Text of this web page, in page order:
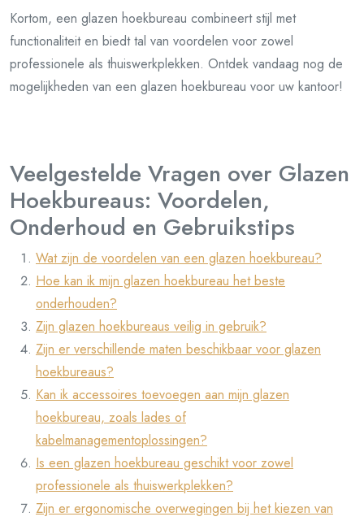
Kortom, een glazen hoekbureau combineert stijl met
functionaliteit en biedt tal van voordelen voor zowel
professionele als thuiswerkplekken. Ontdek vandaag nog de
mogelijkheden van een glazen hoekbureau voor uw kantoor!
Veelgestelde Vragen over Glazen
Hoekbureaus: Voordelen,
Onderhoud en Gebruikstips
Wat zijn de voordelen van een glazen hoekbureau?
Hoe kan ik mijn glazen hoekbureau het beste
onderhouden?
Zijn glazen hoekbureaus veilig in gebruik?
Zijn er verschillende maten beschikbaar voor glazen
hoekbureaus?
Kan ik accessoires toevoegen aan mijn glazen
hoekbureau, zoals lades of
kabelmanagementoplossingen?
Is een glazen hoekbureau geschikt voor zowel
professionele als thuiswerkplekken?
Zijn er ergonomische overwegingen bij het kiezen van